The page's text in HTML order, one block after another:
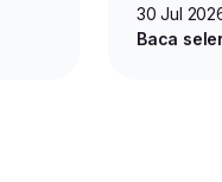
30 Jul
Baca